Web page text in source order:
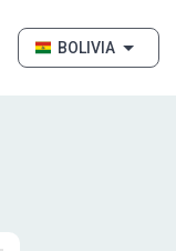
BOLIVIA